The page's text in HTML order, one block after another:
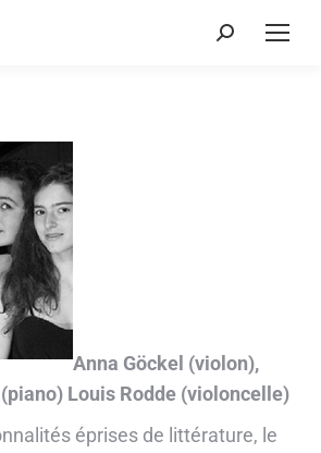
Recherche
Anna Göckel (violon),
Louis Rodde (violoncelle)
éprises de littérature, le